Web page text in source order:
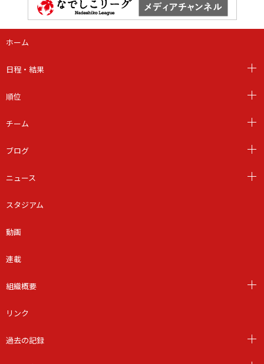
ホーム
日程・結果
順位
チーム
ブログ
ニュース
スタジアム
動画
連載
組織概要
リンク
過去の記録